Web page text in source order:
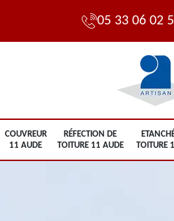
05 33 06 02
COUVREUR
11 AUDE
RÉFECTION DE
TOITURE 11 AUDE
TOITURE